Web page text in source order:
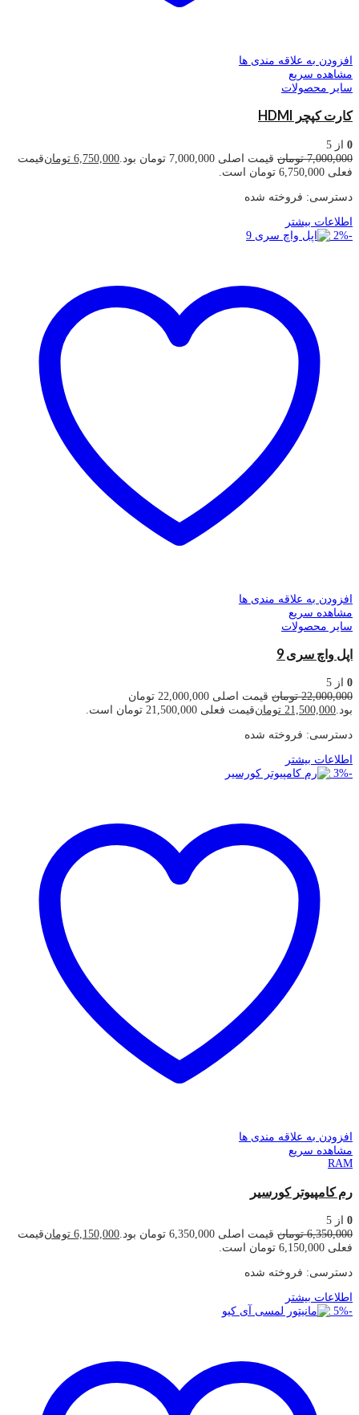
افزودن به علاقه مندی ها
مشاهده سریع
سایر محصولات
کارت کپچر HDMI
0 از 5
7,000,000 تومان قیمت اصلی 7,000,000 تومان بود. 6,750,000 تومانقیمت
فعلی 6,750,000 تومان است.
دسترسی: فروخته شده
اطلاعات بیشتر
-
2%
افزودن به علاقه مندی ها
مشاهده سریع
سایر محصولات
اپل واچ سری 9
0 از 5
22,000,000 تومان
قیمت اصلی 22,000,000 تومان
بود.21,500,000 تومانقیمت فعلی 21,500,000 تومان است.
دسترسی: فروخته شده
اطلاعات بیشتر
-
3%
افزودن به علاقه مندی ها
مشاهده سریع
RAM
رم کامپیوتر کورسیر
0 از 5
6,350,000 تومان قیمت اصلی 6,350,000 تومان بود. 6,150,000 تومانقیمت
فعلی 6,150,000 تومان است.
دسترسی: فروخته شده
اطلاعات بیشتر
-
5%